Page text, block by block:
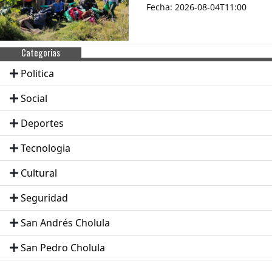
Fecha: 2026-08-04T11:00
Categorias
Politica
Social
Deportes
Tecnologia
Cultural
Seguridad
San Andrés Cholula
San Pedro Cholula